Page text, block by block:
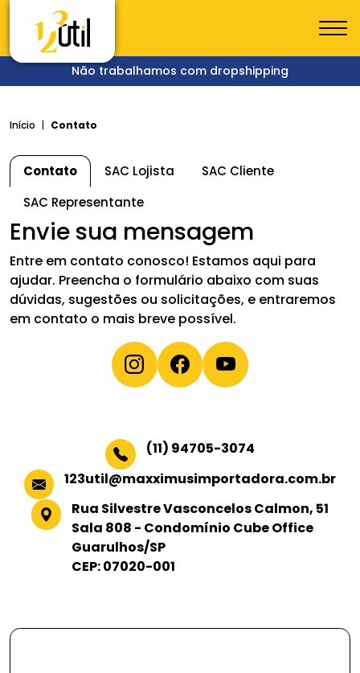
Não trabalhamos com dropshipping
Início Contato
Contato SAC Lojista
SAC Cliente
SAC Representante
Envie sua mensagem
Entre em contato conosco! Estamos aqui para
ajudar. Preencha o formulário abaixo com suas
dúvidas, sugestões ou solicitações, e entraremos
em contato o mais breve possível.
(11) 94705-3074
123util@maxximusimportadora.com.br
Rua Silvestre Vasconcelos Calmon, 51
Sala 808 - Condomínio Cube Office
Guarulhos/SP
CEP: 07020-001